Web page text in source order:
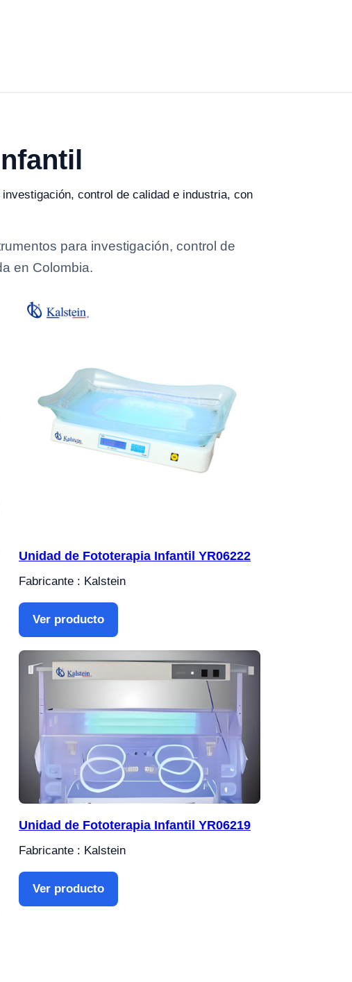
control de calidad e industria, con
para investigación, control de
en Colombia.
Unidad de Fototerapia Infantil YR06222
Fabricante : Kalstein
Ver producto
Unidad de Fototerapia Infantil YR06219
Fabricante : Kalstein
Ver producto